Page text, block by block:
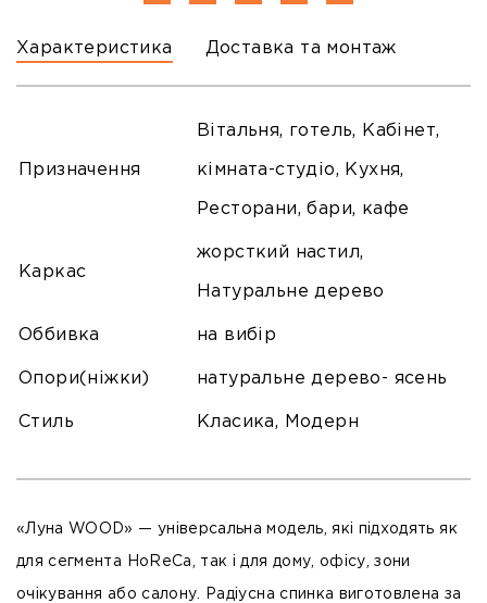
Характеристика Доставка та монтаж
Призначення
Вітальня, готель, Кабінет,
кімната-студіо, Кухня,
Ресторани, бари, кафе
Каркас
жорсткий настил,
Натуральне дерево
Оббивка на вибір
Опори(ніжки) натуральне дерево- ясень
Стиль Класика, Модерн
«Луна WOOD» — універсальна модель, які підходять як
для сегмента HoReCa, так і для дому, офісу, зони
очікування або салону. Радіусна спинка виготовлена за